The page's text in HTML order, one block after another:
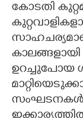
കോടതി
ഉറച്ചുപോയ